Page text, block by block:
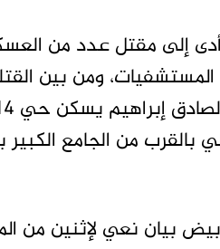
إلى مقتل عدد من
ومن بين
من الجامع
بيان نعي لإثنين من